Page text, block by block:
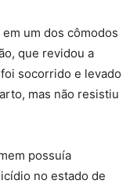
um dos cômodos
que revidou a
socorrido e levado
mas não resistiu
possuía
no estado de